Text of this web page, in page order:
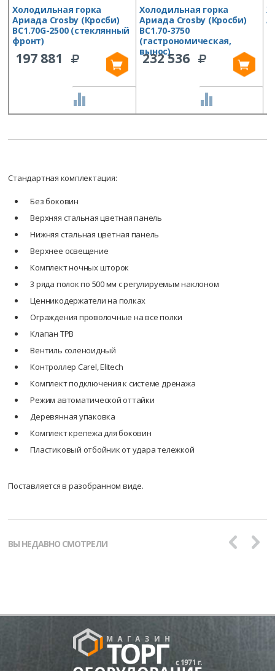
Холодильная горка
Ариада Crosby (Кросби)
ВС1.70G-2500 (стеклянный
фронт)
197 881
Холодильная горка
Ариада Crosby (Кросби)
ВС1.70-3750
(гастрономическая,
вынос)
232 536
Стандартная комплектация:
Без боковин
Верхняя стальная цветная панель
Нижняя стальная цветная панель
Верхнее освещение
Комплект ночных шторок
3 ряда полок по 500 мм с регулируемым наклоном
Ценникодержатели на полках
Ограждения проволочные на все полки
Клапан ТРВ
Вентиль соленоидный
Контроллер Carel, Elitech
Комплект подключения к системе дренажа
Режим автоматической оттайки
Деревянная упаковка
Комплект крепежа для боковин
Пластиковый отбойник от удара тележкой
Поставляется в разобранном виде.
ВЫ НЕДАВНО СМОТРЕЛИ